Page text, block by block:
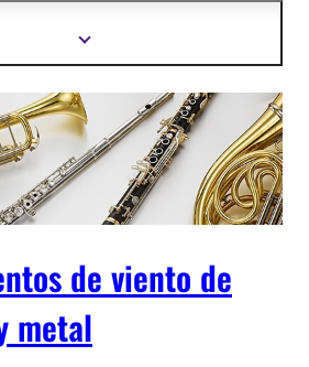
alcance…Mostrar
de viento de
metal